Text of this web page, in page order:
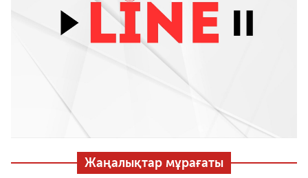
Жаңалықтар мұрағаты